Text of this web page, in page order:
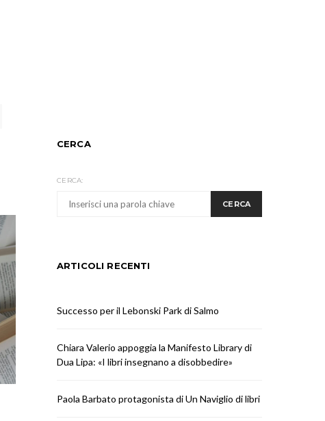
CERCA
CERCA:
CERCA
ARTICOLI RECENTI
Successo per il Lebonski Park di Salmo
Chiara Valerio appoggia la Manifesto Library di
Dua Lipa: «I libri insegnano a disobbedire»
Paola Barbato protagonista di Un Naviglio di libri